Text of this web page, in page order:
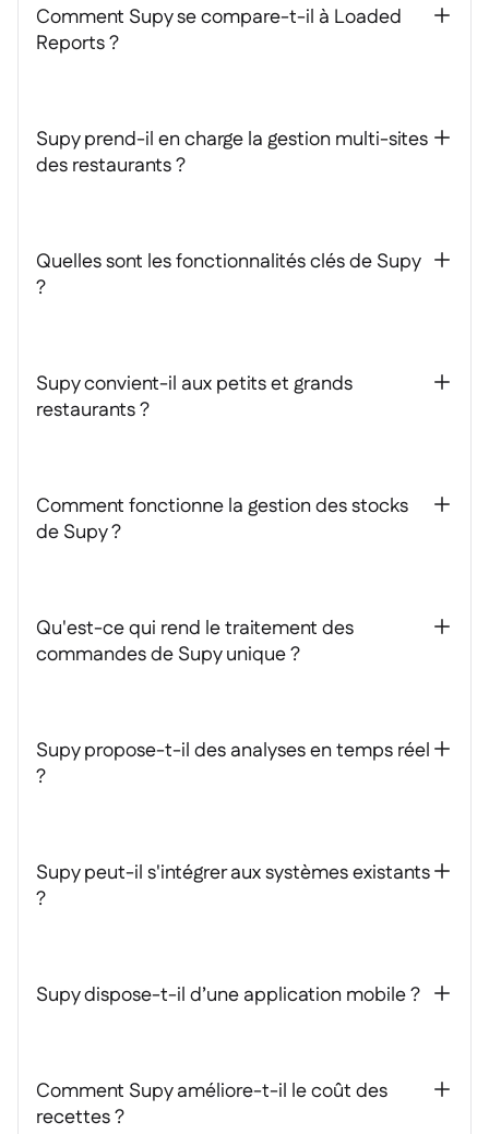
Comment Supy se compare-t-il à Loaded
Reports ?
+
Supy prend-il en charge la gestion multi-sites
des restaurants ?
+
Quelles sont les fonctionnalités clés de Supy
?
+
Supy convient-il aux petits et grands
restaurants ?
+
Comment fonctionne la gestion des stocks
de Supy ?
+
Qu'est-ce qui rend le traitement des
commandes de Supy unique ?
+
Supy propose-t-il des analyses en temps réel
?
+
Supy peut-il s'intégrer aux systèmes existants
?
+
Supy dispose-t-il d’une application mobile ? +
Comment Supy améliore-t-il le coût des
recettes ?
+